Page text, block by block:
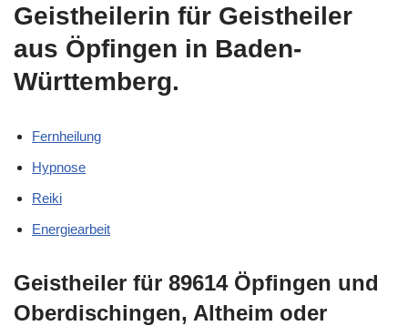
Geistheilerin für Geistheiler
aus Öpfingen in Baden-
Württemberg.
Fernheilung
Hypnose
Reiki
Energiearbeit
Geistheiler für 89614 Öpfingen und
Oberdischingen, Altheim oder